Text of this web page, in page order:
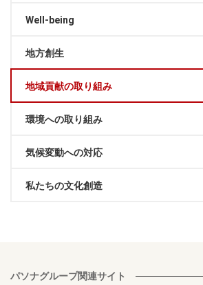
Well-being
地方創生
地域貢献の取り組み
環境への取り組み
気候変動への対応
私たちの文化創造
パソナグループ関連サイト